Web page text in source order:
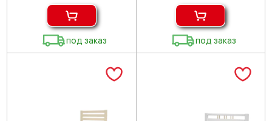
под заказ под заказ